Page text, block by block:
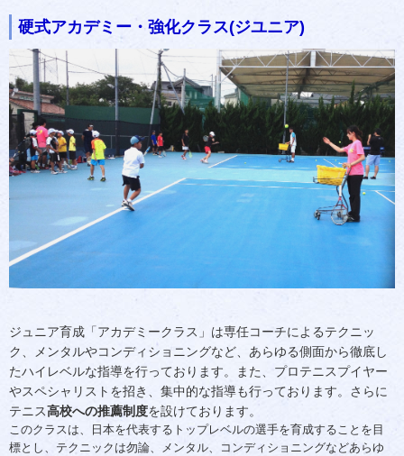
硬式アカデミー・強化クラス(ジユニア)
ジュニア育成「アカデミークラス」は専任コーチによるテクニッ
ク、メンタルやコンディショニングなど、あらゆる側面から徹底し
たハイレベルな指導を行っております。また、プロテニスプイヤー
やスペシャリストを招き、集中的な指導も行っております。さらに
テニス高校への推薦制度を設けております。
このクラスは、日本を代表するトップレベルの選手を育成することを目
標とし、テクニックは勿論、メンタル、コンディショニングなどあらゆ